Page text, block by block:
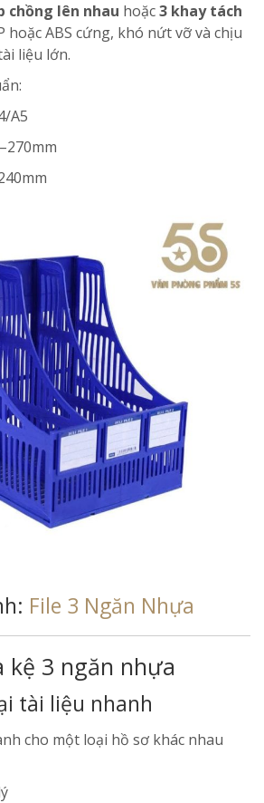
chồng lên nhau hoặc3 khay tách
hoặc ABS cứng, khó nứt vỡ và chịu
liệu lớn.
A5
File 3 Ngăn Nhựa
kệ 3 ngăn nhựa
tài liệu nhanh
cho một loại hồ sơ khác nhau